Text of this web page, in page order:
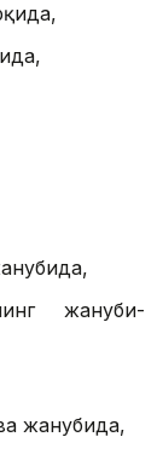
жануби-
жанубида,